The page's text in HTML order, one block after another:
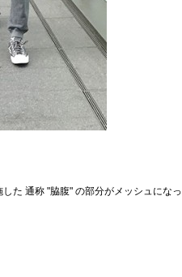
た 通称 "脇腹" の部分がメッシュになっ